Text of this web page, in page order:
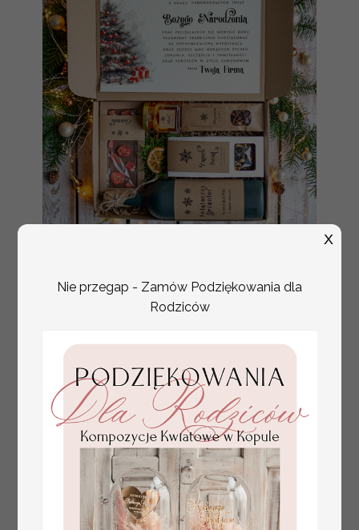
pracowników, kosz
prezentowy z logo
biznesowych,
świąteczne boxy
prezentowe
Nie przegap - Zamów Podziękowania dla
Rodziców
X